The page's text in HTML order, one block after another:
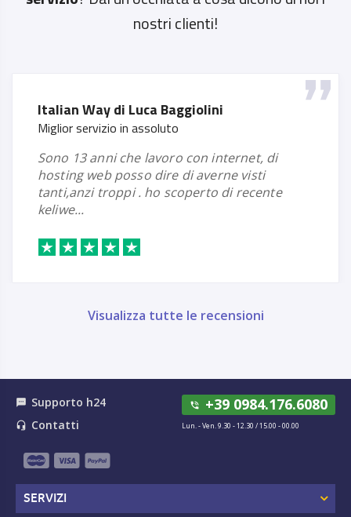
nostri clienti!
Italian Way di Luca Baggiolini
Miglior servizio in assoluto
sono 13 anni che lavoro con internet, di
hosting web posso dire di averne visti
tanti,anzi troppi . ho scoperto di recente
keliwe...
Visualizza tutte le recensioni
textsms Supporto h24
headset_mic Contatti
phone_in_talk +39 0984.176.6080
Lun. - Ven. 9.30 - 12.30 / 15.00 - 00.00
SERVIZI